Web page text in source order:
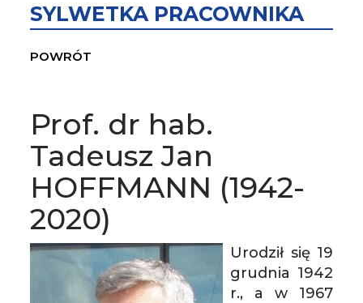
SYLWETKA PRACOWNIKA
POWRÓT
Prof. dr hab.
Tadeusz Jan
HOFFMANN (1942-
2020)
Urodził się 19
grudnia 1942
r., a w 1967